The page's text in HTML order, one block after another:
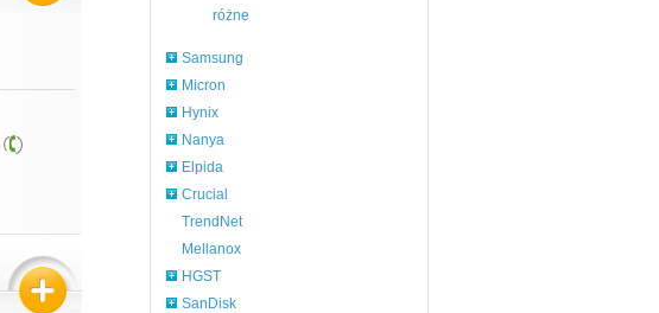
różne
Samsung
Micron
Hynix
Nanya
Elpida
Crucial
TrendNet
Mellanox
HGST
SanDisk